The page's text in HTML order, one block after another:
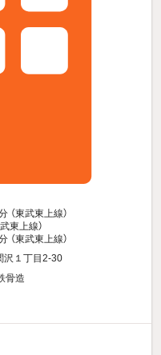
（東武東上線）
東上線）
（東武東上線）
沢１丁目2-30
骨造